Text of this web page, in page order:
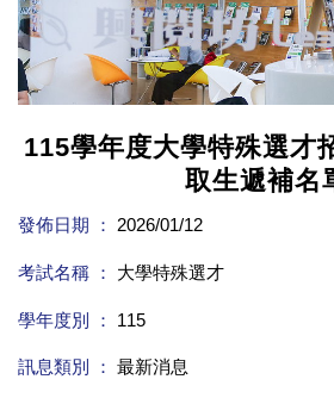
115學年度大學特殊選才
取生遞補名
發佈日期 ： 2026/01/12
考試名稱 ： 大學特殊選才
學年度別 ： 115
訊息類別 ： 最新消息